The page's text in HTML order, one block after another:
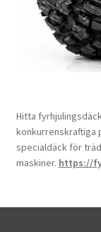
Hitta
konkurrenskraftiga
specialdäck för
maskiner. https://